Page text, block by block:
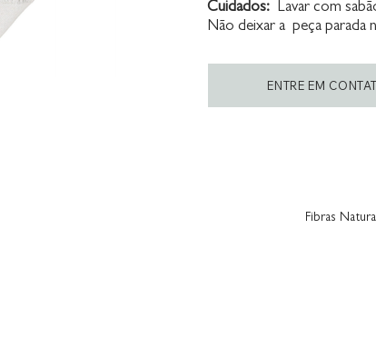
Cuidados: Lavar com
Não deixar a peça parada
ENTRE EM
Fibras